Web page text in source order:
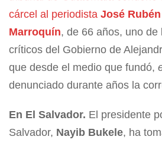
cárcel al periodista José
Marroquín, de 66 años, uno de
críticos del Gobierno de
que desde el medio que fundó,
denunciado durante años la
En El Salvador. El presidente
Salvador, Nayib Bukele, ha